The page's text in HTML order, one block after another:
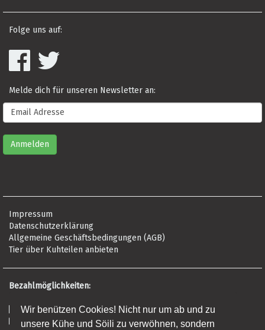
Wir benützen Cookies! Nicht nur um ab und zu
unsere Kühe und Söili zu verwöhnen, sondern
Folge uns auf:
Melde dich für unseren Newsletter an:
Impressum
Datenschutzerklärung
Allgemeine Geschäftsbedingungen (AGB)
Tier über Kuhteilen anbieten
Bezahlmöglichkeiten:
Risikofrei per Rechnung
Kreditkarte (Visa, Mastercard, Amex)